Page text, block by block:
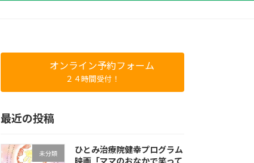
オンライン予約フォーム
２４時間受付！
最近の投稿
未分類
ひとみ治療院健幸プログラム
映画「ママのおなかで笑って